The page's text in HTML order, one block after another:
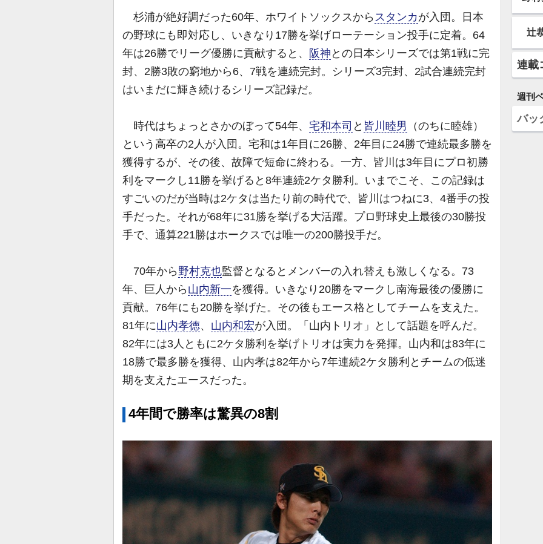
杉浦が絶好調だった60年、ホワイトソックスから スタンカが入団。日本
の野球にも即対応し、いきなり17勝を挙げローテーション投手に定着。64
年は26勝でリーグ優勝に貢献すると、
阪神 との日本シリーズでは第1戦に完
封、2勝3敗の窮地から6、7戦を連続完封。シリーズ3完封、2試合連続完封
はいまだに輝き続けるシリーズ記録だ。
時代はちょっとさかのぼって54年、 宅和本司 と 皆川睦男 （のちに睦雄）
という高卒の2人が入団。宅和は1年目に26勝、2年目に24勝で連続最多勝を
獲得するが、その後、故障で短命に終わる。一方、皆川は3年目にプロ初勝
利をマークし11勝を挙げると8年連続2ケタ勝利。いまでこそ、この記録は
すごいのだが当時は2ケタは当たり前の時代で、皆川はつねに3、4番手の投
手だった。それが68年に31勝を挙げる大活躍。プロ野球史上最後の30勝投
手で、通算221勝はホークスでは唯一の200勝投手だ。
70年から 野村克也監督となるとメンバーの入れ替えも激しくなる。73
年、巨人から 山内新一を獲得。いきなり20勝をマークし南海最後の優勝に
貢献。76年にも20勝を挙げた。その後もエース格としてチームを支えた。
81年に山内孝徳、 山内和宏が入団。「山内トリオ」として話題を呼んだ。
82年には3人ともに2ケタ勝利を挙げトリオは実力を発揮。山内和は83年に
18勝で最多勝を獲得、山内孝は82年から7年連続2ケタ勝利とチームの低迷
期を支えたエースだった。
4年間で勝率は驚異の8割
辻
連載
週刊
バッ